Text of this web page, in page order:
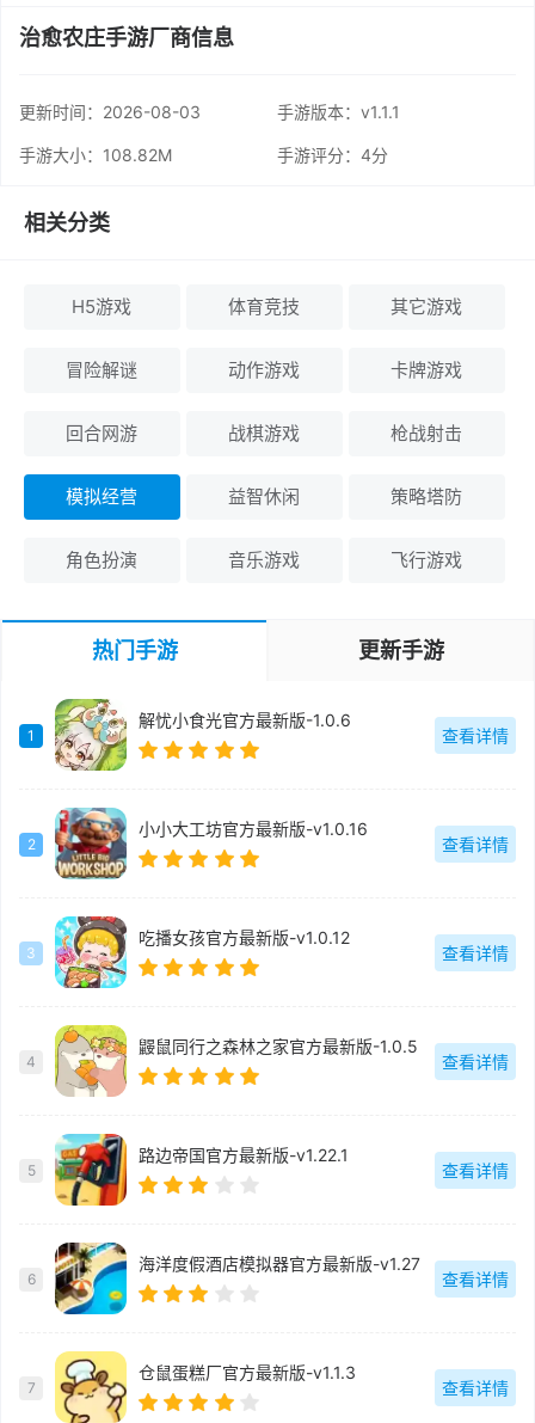
治愈农庄手游厂商信息
更新时间： 2026-08-03 手游版本：v1.1.1
手游大小：108.82M 手游评分： 4分
相关分类
H5游戏 体育竞技 其它游戏
冒险解谜 动作游戏 卡牌游戏
回合网游 战棋游戏 枪战射击
模拟经营 益智休闲 策略塔防
角色扮演 音乐游戏 飞行游戏
热门手游 更新手游
1
解忧小食光官方最新版-1.0.6
查看详情
2
小小大工坊官方最新版-v1.0.16
查看详情
3
吃播女孩官方最新版-v1.0.12
查看详情
4
鼹鼠同行之森林之家官方最新版-1.0.5
查看详情
5
路边帝国官方最新版-v1.22.1
查看详情
6
海洋度假酒店模拟器官方最新版-v1.27
查看详情
7
仓鼠蛋糕厂官方最新版-v1.1.3
查看详情